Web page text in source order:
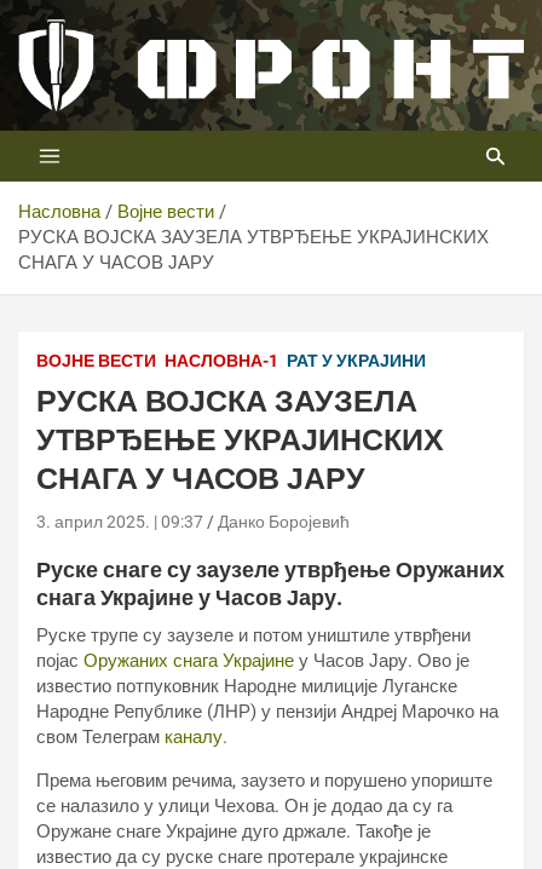
Скип
цонтент
Телевизија ФРОНТ
Први војни канал у Србији
Насловна
Војне вести
РУСКА ВОЈСКА ЗАУЗЕЛА УТВРЂЕЊЕ УКРАЈИНСКИХ
СНАГА У ЧАСОВ ЈАРУ
ВОЈНЕ ВЕСТИ НАСЛОВНА-1 РАТ У УКРАЈИНИ
РУСКА ВОЈСКА ЗАУЗЕЛА
УТВРЂЕЊЕ УКРАЈИНСКИХ
СНАГА У ЧАСОВ ЈАРУ
3. април 2025. | 09:37 Данко Боројевић
Руске снаге су заузеле утврђење Оружаних
снага Украјине у Часов Јару.
Руске трупе су заузеле и потом уништиле утврђени
појас Оружаних снага Украјине у Часов Јару. Ово је
известио потпуковник Народне милиције Луганске
Народне Републике (ЛНР) у пензији Андреј Марочко на
свом Телеграм каналу.
Према његовим речима, заузето и порушено упориште
се налазило у улици Чехова. Он је додао да су га
Оружане снаге Украјине дуго држале. Такође је
известио да су руске снаге протерале украјинске